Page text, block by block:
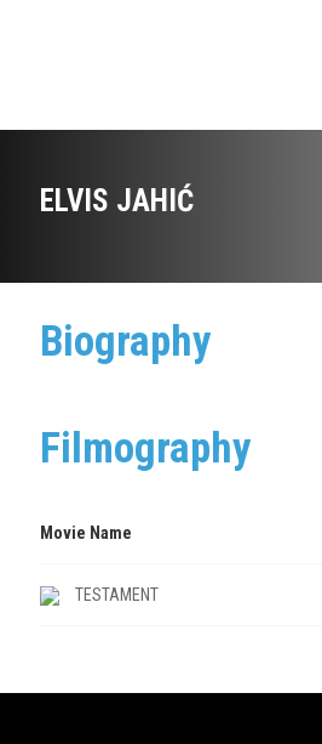
ELVIS JAHIĆ
Biography
Filmography
Movie Name
TESTAMENT